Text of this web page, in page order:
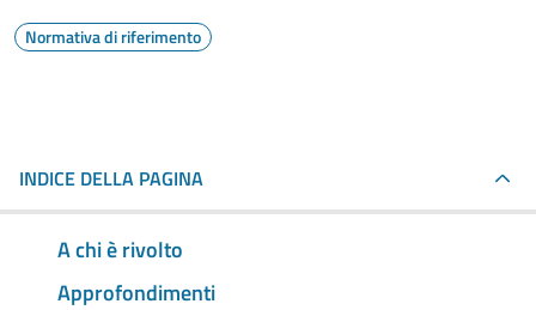
Normativa di riferimento
INDICE DELLA PAGINA
A chi è rivolto
Approfondimenti